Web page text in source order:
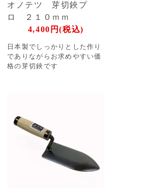
オノテツ 芽切鋏プ
ロ ２１０ｍｍ
4,400円(税込)
日本製でしっかりとした作り
でありながらお求めやすい価
格の芽切鋏です